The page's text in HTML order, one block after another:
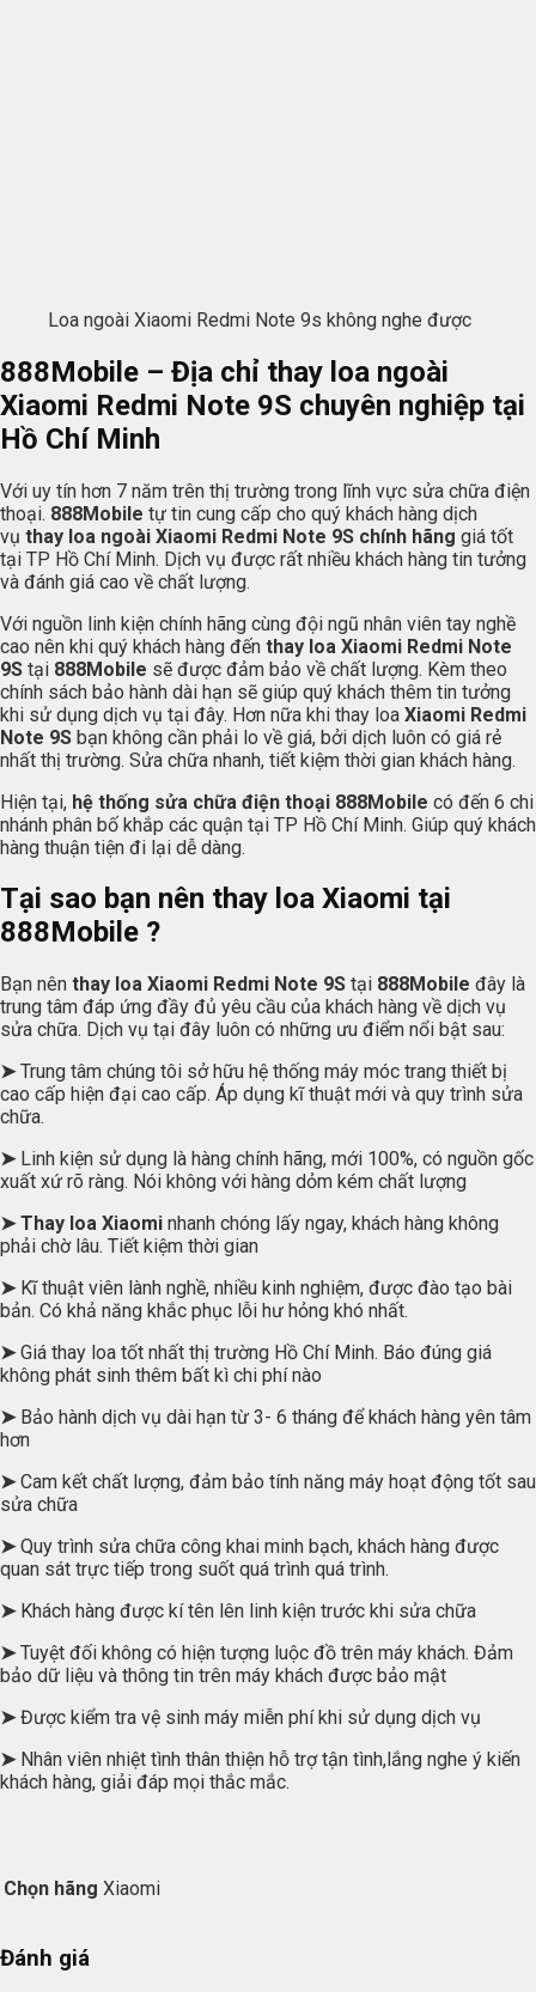
Loa ngoài Xiaomi Redmi Note 9s không nghe được
888Mobile – Địa chỉ thay loa ngoài
Xiaomi Redmi Note 9S chuyên nghiệp tại
Hồ Chí Minh
Với uy tín hơn 7 năm trên thị trường trong lĩnh vực sửa chữa điện
thoại. 888Mobile tự tin cung cấp cho quý khách hàng dịch
vụ thay loa ngoài Xiaomi Redmi Note 9S chính hãng giá tốt
tại TP Hồ Chí Minh. Dịch vụ được rất nhiều khách hàng tin tưởng
và đánh giá cao về chất lượng.
Với nguồn linh kiện chính hãng cùng đội ngũ nhân viên tay nghề
cao nên khi quý khách hàng đến thay loa Xiaomi Redmi Note
9S tại 888Mobile sẽ được đảm bảo về chất lượng. Kèm theo
chính sách bảo hành dài hạn sẽ giúp quý khách thêm tin tưởng
khi sử dụng dịch vụ tại đây. Hơn nữa khi thay loa Xiaomi Redmi
Note 9S bạn không cần phải lo về giá, bởi dịch luôn có giá rẻ
nhất thị trường. Sửa chữa nhanh, tiết kiệm thời gian khách hàng.
Hiện tại, hệ thống sửa chữa điện thoại 888Mobile có đến 6 chi
nhánh phân bố khắp các quận tại TP Hồ Chí Minh. Giúp quý khách
hàng thuận tiện đi lại dễ dàng.
Tại sao bạn nên thay loa Xiaomi tại
888Mobile ?
Bạn nên thay loa Xiaomi Redmi Note 9S tại 888Mobile đây là
trung tâm đáp ứng đầy đủ yêu cầu của khách hàng về dịch vụ
sửa chữa. Dịch vụ tại đây luôn có những ưu điểm nổi bật sau:
➤Trung tâm chúng tôi sở hữu hệ thống máy móc trang thiết bị
cao cấp hiện đại cao cấp. Áp dụng kĩ thuật mới và quy trình sửa
chữa.
➤ Linh kiện sử dụng là hàng chính hãng, mới 100%, có nguồn gốc
xuất xứ rõ ràng. Nói không với hàng dỏm kém chất lượng
➤Thay loa Xiaomi nhanh chóng lấy ngay, khách hàng không
phải chờ lâu. Tiết kiệm thời gian
➤ Kĩ thuật viên lành nghề, nhiều kinh nghiệm, được đào tạo bài
bản. Có khả năng khắc phục lỗi hư hỏng khó nhất.
➤Giá thay loa tốt nhất thị trường Hồ Chí Minh. Báo đúng giá
không phát sinh thêm bất kì chi phí nào
➤ Bảo hành dịch vụ dài hạn từ 3- 6 tháng để khách hàng yên tâm
hơn
➤Cam kết chất lượng, đảm bảo tính năng máy hoạt động tốt sau
sửa chữa
➤Quy trình sửa chữa công khai minh bạch, khách hàng được
quan sát trực tiếp trong suốt quá trình quá trình.
➤ Khách hàng được kí tên lên linh kiện trước khi sửa chữa
➤Tuyệt đối không có hiện tượng luộc đồ trên máy khách. Đảm
bảo dữ liệu và thông tin trên máy khách được bảo mật
➤Được kiểm tra vệ sinh máy miễn phí khi sử dụng dịch vụ
➤ Nhân viên nhiệt tình thân thiện hỗ trợ tận tình,lắng nghe ý kiến
khách hàng, giải đáp mọi thắc mắc.
Chọn hãng Xiaomi
Đánh giá